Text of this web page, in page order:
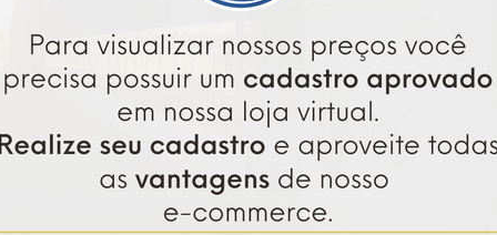
& Approach
o brilho e performance de suas Pistas em
5 Kg